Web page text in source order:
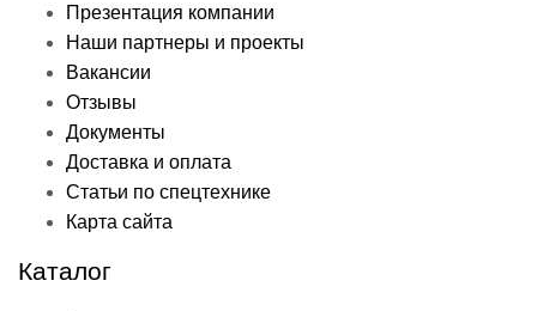
Презентация компании
Наши партнеры и проекты
Вакансии
Отзывы
Документы
Доставка и оплата
Статьи по спецтехнике
Карта сайта
Каталог